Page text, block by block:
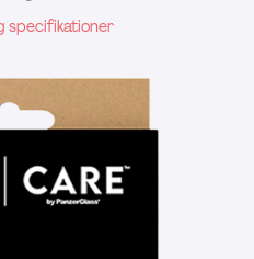
specifikationer